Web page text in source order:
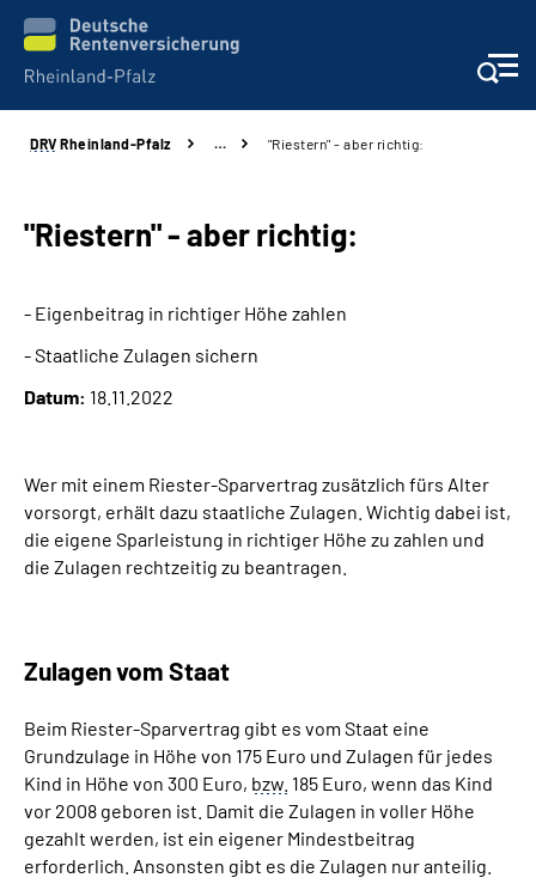
Unsere Leistungen
Beratung
Karriere
Über uns
Inhalte in Gebärdensprache (DGS)
Suche
Mein Kundenportal
DRV Rheinland-Pfalz … "Riestern" - aber richtig:
"Riestern" - aber richtig:
- Eigenbeitrag in richtiger Höhe zahlen
- Staatliche Zulagen sichern
Datum: 18.11.2022
Wer mit einem Riester-Sparvertrag zusätzlich fürs Alter
vorsorgt, erhält dazu staatliche Zulagen. Wichtig dabei ist,
die eigene Sparleistung in richtiger Höhe zu zahlen und
die Zulagen rechtzeitig zu beantragen.
Zulagen vom Staat
Beim Riester-Sparvertrag gibt es vom Staat eine
Grundzulage in Höhe von 175 Euro und Zulagen für jedes
Kind in Höhe von 300 Euro, bzw. 185 Euro, wenn das Kind
vor 2008 geboren ist. Damit die Zulagen in voller Höhe
gezahlt werden, ist ein eigener Mindestbeitrag
erforderlich. Ansonsten gibt es die Zulagen nur anteilig.